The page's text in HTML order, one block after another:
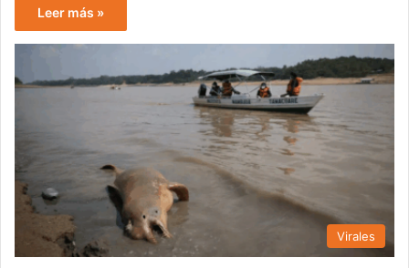
Leer más »
Virales